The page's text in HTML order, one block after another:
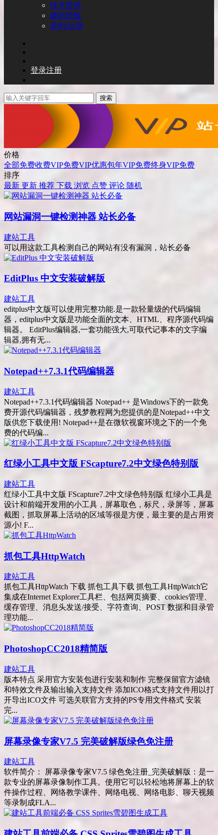
技术资讯
建站经验
盈利/运营
登录注册
搜索
价格
全部免费收费VIP免费VIP优惠包年VIP免费终身VIP免费
排序
最新 更新 推荐 下载 浏览 点赞 评论 随机
网站漏洞一键检测神器 站长必备
建站工具
可以用这款工具检测自己的网站有没有漏洞，站长必备
EditPlus 中文安装破解版
建站工具
editplus中文版可以使用完整功能.是一款轻量级的代码编辑
器，editplus中文版是功能全面的文本、HTML、程序源代码编
辑器。 EditPlus编辑器,一套功能强大,可取代记事本的文字编
辑器,拥有无...
Notepad++7.3.1代码编辑器
建站工具
Notepad++7.3.1代码编辑器 Notepad++ 是Windows下的一款免
费开源代码编辑器，残梦教程网为您提供的是Notepad++中文
版供您下载使用! Notepad++是在微软视窗环境之下的一个免
费的代码编...
红绿小工具中文版 FScapture7.2中文绿色特别版
建站工具
红绿小工具中文版 FScapture7.2中文绿色特别版 红绿小工具是
设计和前端开发用的小工具，屏幕取色，标尺，录屏等，屏幕
截图，抓取屏幕上活动的区域等很是方便，最主要的是占用资
源小! F...
抓包工具HttpWatch
建站工具
抓包工具HttpWatch 下载 抓包工具下载 抓包工具HttpWatch它
集成在Internet Explorer工具栏、包括网页摘要、cookies管理、
缓存管理、消息头发送/接受、字符查询、POST 数据和目录管
理功能...
PhotoshopCC2018精简版
建站工具
版本特点 采用官方安装包进行安装和制作 完整保留官方滤镜
和特效文件及输出输入支持文件 添加ICO格式支持文件用以打
开导出ICO文件 可选关联官方支持的PS专用文件格式 安装
完...
屏幕录像专家V7.5 完美破解版绿色免注册
建站工具
软件简介： 屏幕录像专家V7.5 绿色免注册_完美破解版：是一
款专业的屏幕录像制作工具。使用它可以轻松地将屏幕上的软
件操作过程、网络教学课件、网络电视、网络电影、聊天视频
等录制成FLA...